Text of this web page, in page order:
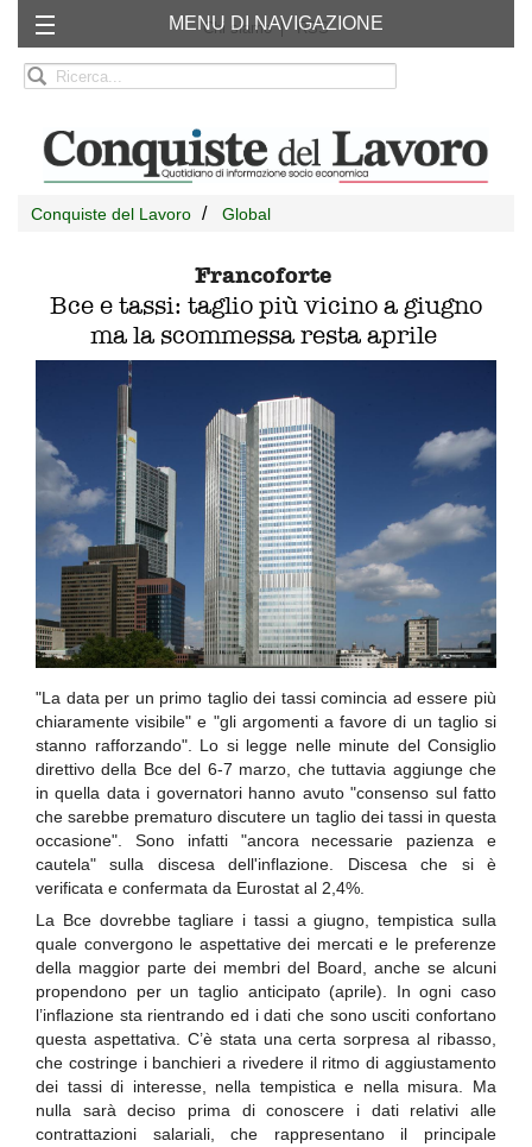
Chi siamo RSS
MENU DI NAVIGAZIONE
Conquiste del Lavoro Global
Francoforte
Bce e tassi: taglio più vicino a giugno
ma la scommessa resta aprile
"La data per un primo taglio dei tassi comincia ad essere più
chiaramente visibile" e "gli argomenti a favore di un taglio si
stanno rafforzando". Lo si legge nelle minute del Consiglio
direttivo della Bce del 6-7 marzo, che tuttavia aggiunge che
in quella data i governatori hanno avuto "consenso sul fatto
che sarebbe prematuro discutere un taglio dei tassi in questa
occasione". Sono infatti "ancora necessarie pazienza e
cautela" sulla discesa dell'inflazione. Discesa che si è
verificata e confermata da Eurostat al 2,4%.
La Bce dovrebbe tagliare i tassi a giugno, tempistica sulla
quale convergono le aspettative dei mercati e le preferenze
della maggior parte dei membri del Board, anche se alcuni
propendono per un taglio anticipato (aprile). In ogni caso
l’inflazione sta rientrando ed i dati che sono usciti confortano
questa aspettativa. C’è stata una certa sorpresa al ribasso,
che costringe i banchieri a rivedere il ritmo di aggiustamento
dei tassi di interesse, nella tempistica e nella misura. Ma
nulla sarà deciso prima di conoscere i dati relativi alle
contrattazioni salariali, che rappresentano il principale